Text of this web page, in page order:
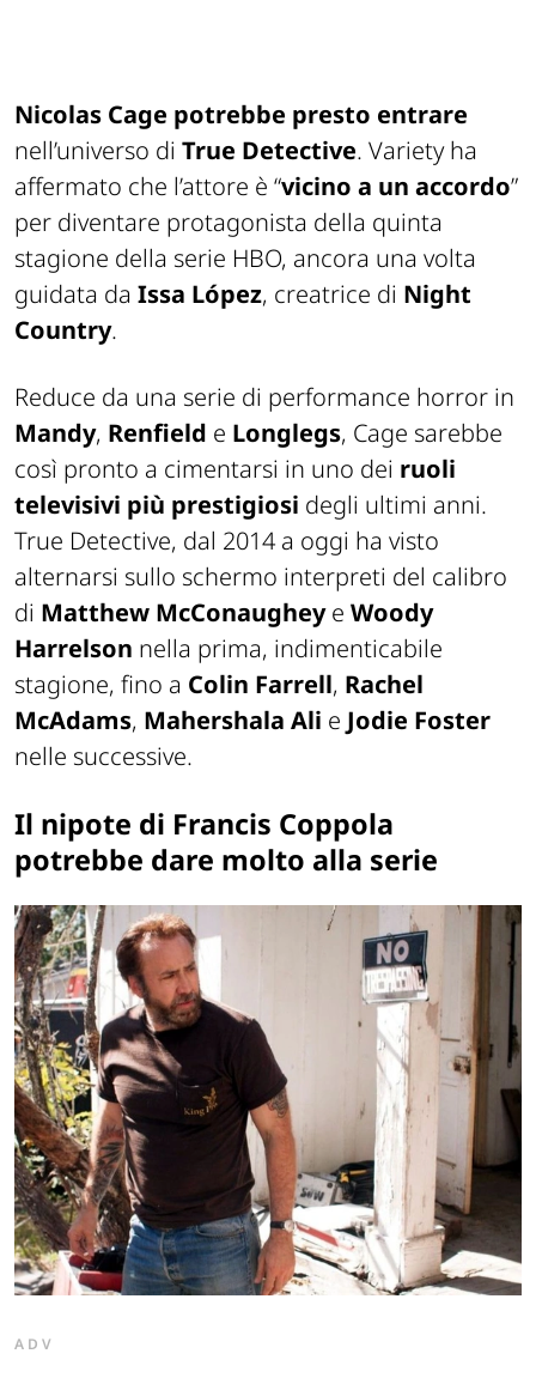
Nicolas Cage potrebbe presto entrare
nell’universo di True Detective. Variety ha
affermato che l’attore è “vicino a un accordo”
per diventare protagonista della quinta
stagione della serie HBO, ancora una volta
guidata da Issa López, creatrice di Night
Country.
Reduce da una serie di performance horror in
Mandy, Renfield e Longlegs, Cage sarebbe
così pronto a cimentarsi in uno dei ruoli
televisivi più prestigiosi degli ultimi anni.
True Detective, dal 2014 a oggi ha visto
alternarsi sullo schermo interpreti del calibro
di Matthew McConaugheye Woody
Harrelson nella prima, indimenticabile
stagione, fino a Colin Farrell, Rachel
McAdams, Mahershala Ali e Jodie Foster
nelle successive.
Il nipote di Francis Coppola
potrebbe dare molto alla serie
ADV